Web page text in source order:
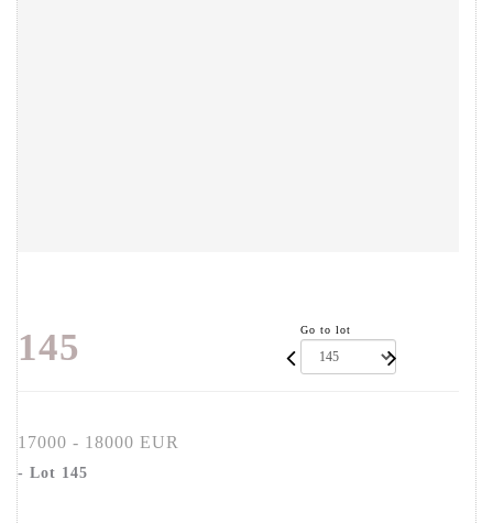
145 Go to lot
17000 - 18000 EUR
- Lot 145